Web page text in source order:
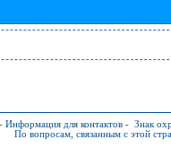
- Информация для контактов - Знак
По вопросам, связанным с этой